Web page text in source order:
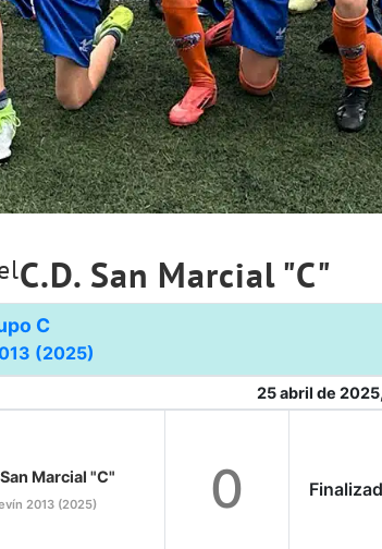
C.D. San Marcial "C"
C
(2025)
25 abril de
Marcial "C"
2013 (2025) 0